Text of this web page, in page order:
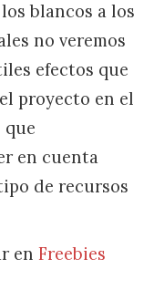
blancos a los
no veremos
efectos que
proyecto en el
que
en cuenta
de recursos
en Freebies